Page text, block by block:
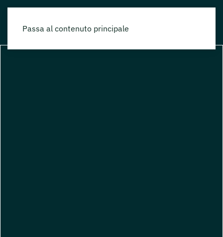
Passa al contenuto principale